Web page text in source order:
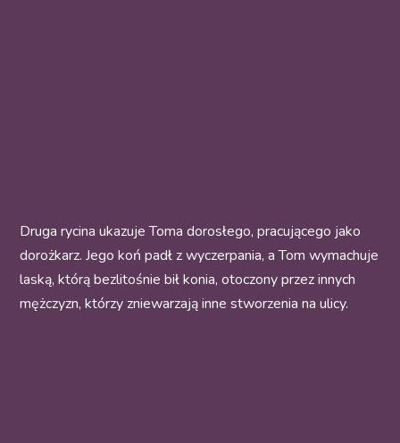
Druga rycina ukazuje Toma dorosłego, pracującego jako
dorożkarz. Jego koń padł z wyczerpania, a Tom wymachuje
laską, którą bezlitośnie bił konia, otoczony przez innych
mężczyzn, którzy zniewarzają inne stworzenia na ulicy.